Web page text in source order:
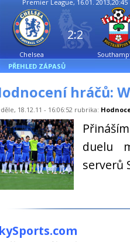
Premier League, 16.01. 2013,20:45
Chelsea
2:2
PŘEHLED ZÁPASŮ
hráčů:
18.12.11 - 16:06:52 rubrika:
duelu
serverů